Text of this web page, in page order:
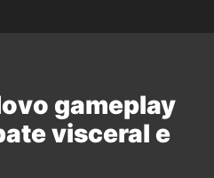
gameplay
visceral e